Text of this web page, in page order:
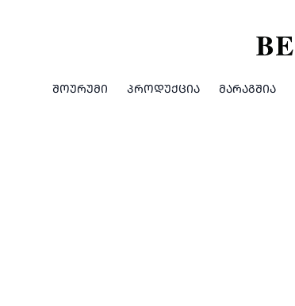
ᲨᲝᲣᲠᲣᲛᲘ ᲞᲠᲝᲓᲣᲥᲪᲘᲐ ᲛᲐᲠᲐᲒᲨᲘᲐ